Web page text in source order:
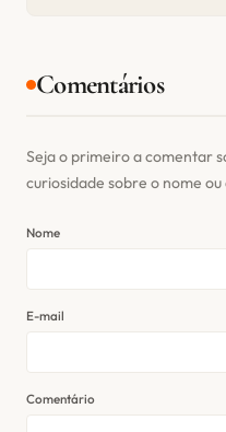
Comentários
Seja o primeiro a comentar
curiosidade sobre o nome
Nome
E-mail
Comentário